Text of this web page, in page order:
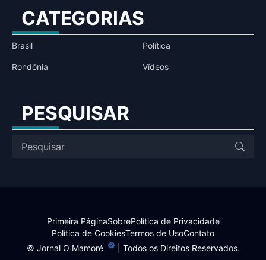
CATEGORIAS
Brasil Política
Rondônia Vídeos
PESQUISAR
© Jornal O Mamoré | Todos os Direitos Reservados.
Primeira PáginaSobrePolítica de Privacidade
Política de CookiesTermos de UsoContato